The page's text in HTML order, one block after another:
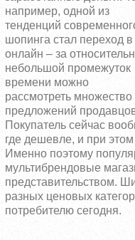
например, одной из
тенденций
шопинга стал переход в
онлайн – за
небольшой промежуток
времени можно
рассмотреть множество
предложений
Покупатель сейчас
где дешевле, и при
Именно поэтому
мультибрендовые
представительством.
разных ценовых
потребителю сегодня.